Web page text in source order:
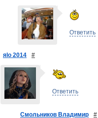
Ответить
яlo 2014 #
Ответить
Смольников Владимир #